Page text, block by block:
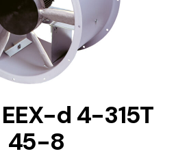
DETAILS
EEX-d 4-315T
45-8